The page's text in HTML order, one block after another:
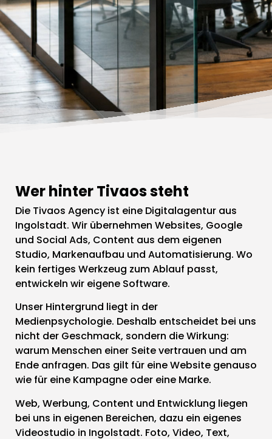
Wer hinter Tivaos steht
Die Tivaos Agency ist eine Digitalagentur aus
Ingolstadt. Wir übernehmen Websites, Google
und Social Ads, Content aus dem eigenen
Studio, Markenaufbau und Automatisierung. Wo
kein fertiges Werkzeug zum Ablauf passt,
entwickeln wir eigene Software.
Unser Hintergrund liegt in der
Medienpsychologie. Deshalb entscheidet bei uns
nicht der Geschmack, sondern die Wirkung:
warum Menschen einer Seite vertrauen und am
Ende anfragen. Das gilt für eine Website genauso
wie für eine Kampagne oder eine Marke.
Web, Werbung, Content und Entwicklung liegen
bei uns in eigenen Bereichen, dazu ein eigenes
Videostudio in Ingolstadt. Foto, Video, Text,